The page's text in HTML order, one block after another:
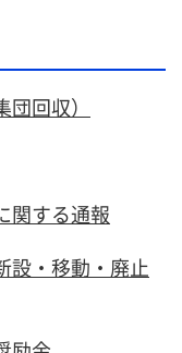
回収）
関する通報
設・移動・廃止